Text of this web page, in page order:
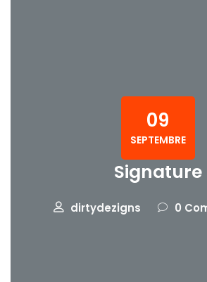
09
SEPTEMBRE
Signature
dirtydezigns 0